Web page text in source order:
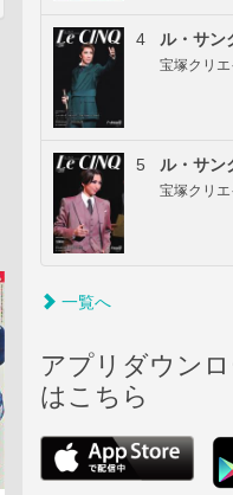
4 ル・サン
宝塚クリ
5 ル・サン
宝塚クリ
一覧へ
アプリダウンロ
はこちら